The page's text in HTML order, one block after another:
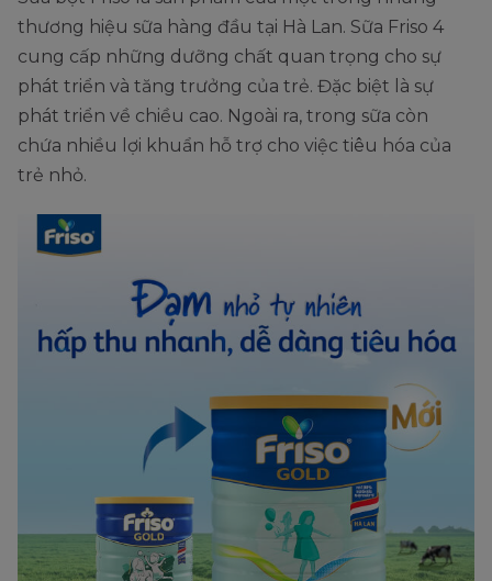
thương hiệu sữa hàng đầu tại Hà Lan. Sữa Friso 4
cung cấp những dưỡng chất quan trọng cho sự
phát triển và tăng trưởng của trẻ. Đặc biệt là sự
phát triển về chiều cao. Ngoài ra, trong sữa còn
chứa nhiều lợi khuẩn hỗ trợ cho việc tiêu hóa của
trẻ nhỏ.